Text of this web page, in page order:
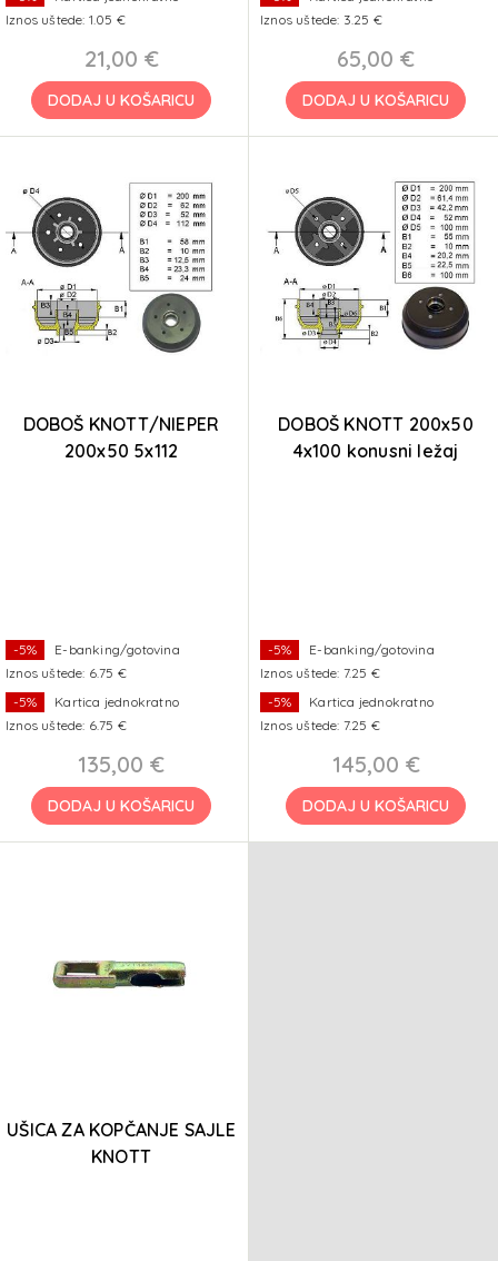
Iznos uštede: 1.05 €
21,00 €
DODAJ U KOŠARICU
Iznos uštede: 3.25 €
65,00 €
DODAJ U KOŠARICU
DOBOŠ KNOTT/NIEPER
200x50 5x112
-5%
E-banking/gotovina
Iznos uštede: 6.75 €
-5%
Kartica jednokratno
Iznos uštede: 6.75 €
135,00 €
DODAJ U KOŠARICU
DOBOŠ KNOTT 200x50
4x100 konusni ležaj
-5%
E-banking/gotovina
Iznos uštede: 7.25 €
-5%
Kartica jednokratno
Iznos uštede: 7.25 €
145,00 €
DODAJ U KOŠARICU
UŠICA ZA KOPČANJE SAJLE
KNOTT